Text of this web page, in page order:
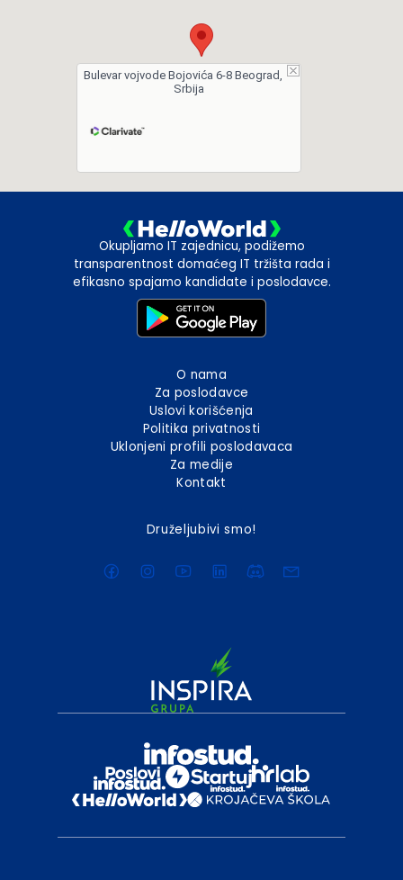
Bulevar vojvode Bojovića 6-8 Beograd,
Srbija
Okupljamo IT zajednicu, podižemo
transparentnost domaćeg IT tržišta rada i
efikasno spajamo kandidate i poslodavce.
O nama
Za poslodavce
Uslovi korišćenja
Politika privatnosti
Uklonjeni profili poslodavaca
Za medije
Kontakt
Druželjubivi smo!